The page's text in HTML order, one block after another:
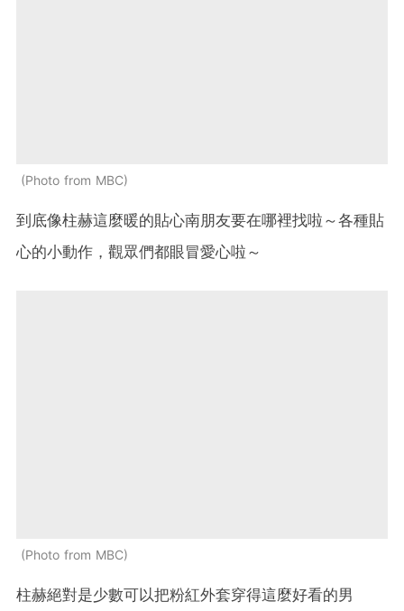
Photo from MBC
到底像柱赫這麼暖的貼心南朋友要在哪裡找啦～各種貼
心的小動作，觀眾們都眼冒愛心啦～
Photo from MBC
柱赫絕對是少數可以把粉紅外套穿得這麼好看的男